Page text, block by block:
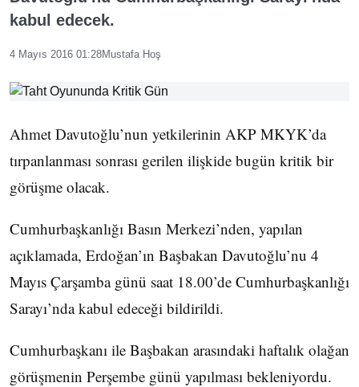
kabul edecek.
4 Mayıs 2016 01:28Mustafa Hoş
Ahmet Davutoğlu’nun yetkilerinin AKP MKYK’da
tırpanlanması sonrası gerilen ilişkide bugün kritik bir
görüşme olacak.
Cumhurbaşkanlığı Basın Merkezi’nden, yapılan
açıklamada, Erdoğan’ın Başbakan Davutoğlu’nu 4
Mayıs Çarşamba günü saat 18.00’de Cumhurbaşkanlığı
Sarayı’nda kabul edeceği bildirildi.
Cumhurbaşkanı ile Başbakan arasındaki haftalık olağan
görüşmenin Perşembe günü yapılması bekleniyordu.